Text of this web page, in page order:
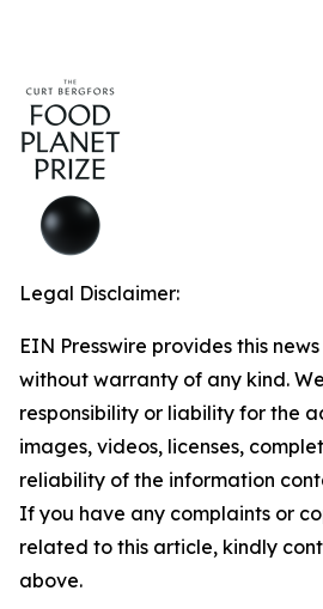
Legal Disclaimer:
EIN Presswire provides this
without warranty of any kind.
responsibility or liability for the
images, videos, licenses,
reliability of the information
If you have any complaints or
related to this article, kindly
above.